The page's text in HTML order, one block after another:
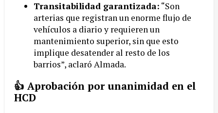
Transitabilidad garantizada: “Son
arterias que registran un enorme flujo de
vehículos a diario y requieren un
mantenimiento superior, sin que esto
implique desatender al resto de los
barrios”, aclaró Almada.
👍 Aprobación por unanimidad en el
HCD